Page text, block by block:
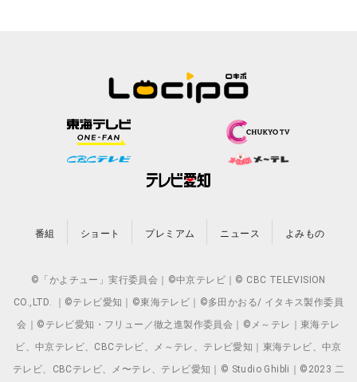
番組 ショート プレミアム ニュース よみもの
©「かよチュー」実行委員会｜©中京テレビ｜© CBC TELEVISION
CO.,LTD. ｜©テレビ愛知｜©東海テレビ｜©多田かおる/ イタキス製作委員
会｜©テレビ愛知・フリュー／徹之進製作委員会｜©メ～テレ｜東海テレ
ビ、中京テレビ、CBCテレビ、メ～テレ、テレビ愛知｜東海テレビ、中京
テレビ、CBCテレビ、メ〜テレ、テレビ愛知｜© Studio Ghibli｜©2023 二